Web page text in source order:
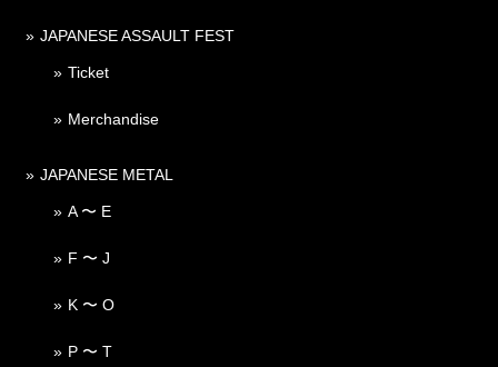
JAPANESE ASSAULT FEST
Ticket
Merchandise
JAPANESE METAL
A 〜 E
F 〜 J
K 〜 O
P 〜 T